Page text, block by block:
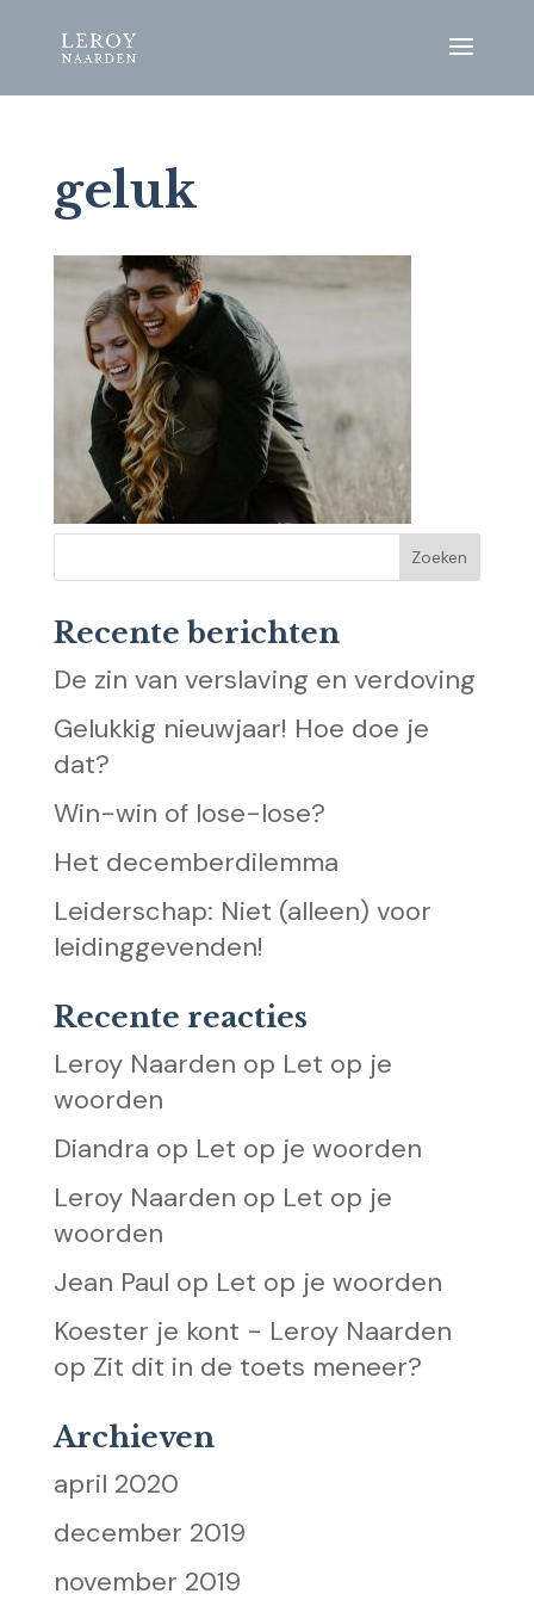
geluk
Recente berichten
De zin van verslaving en verdoving
Gelukkig nieuwjaar! Hoe doe je
dat?
Win-win of lose-lose?
Het decemberdilemma
Leiderschap: Niet (alleen) voor
leidinggevenden!
Recente reacties
Leroy Naarden op Let op je
woorden
Diandra op Let op je woorden
Leroy Naarden op Let op je
woorden
Jean Paul op Let op je woorden
Koester je kont - Leroy Naarden
op Zit dit in de toets meneer?
Archieven
april 2020
december 2019
november 2019